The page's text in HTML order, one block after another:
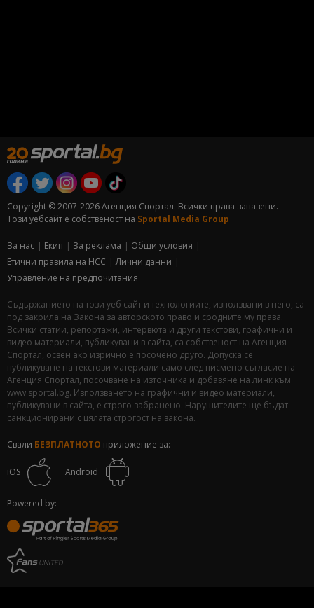
Copyright © 2007-2026 Агенция Спортал. Всички права запазени.
Този уебсайт е собственост на Sportal Media Group
За нас Екип За рекламa
Общи условия
Етични правила на НСС
Лични данни
Управление на предпочитания
Съдържанието на този уеб сайт и технологиите, използвани в него, са
под закрила на Закона за авторското право и сродните му права.
Всички статии, репортажи, интервюта и други текстови, графични и
видео материали, публикувани в сайта, са собственост на Агенция
Спортал, освен ако изрично е посочено друго. Допуска се
публикуване на текстови материали само след писмено съгласие на
Агенция Спортал, посочване на източника и добавяне на линк към
www.sportal.bg. Използването на графични и видео материали,
публикувани в сайта, е строго забранено. Нарушителите ще бъдат
санкционирани с цялата строгост на закона.
Свали БЕЗПЛАТНОТО приложение за:
iOS Android
Powered by: